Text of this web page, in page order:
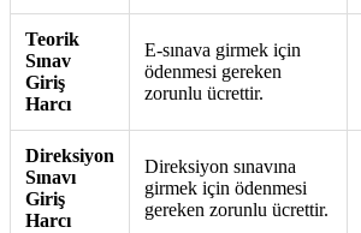
Teorik
Sınav
Giriş
Harcı
E-sınava girmek için
ödenmesi gereken
zorunlu ücrettir.
Direksiyon
Sınavı
Giriş
Harcı
Direksiyon sınavına
girmek için ödenmesi
gereken zorunlu ücrettir.